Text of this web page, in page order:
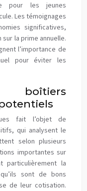
pour les jeunes
Les témoignages
significatives,
la prime annuelle.
l’importance de
pour éviter les
boîtiers
fait l’objet de
qui analysent le
selon plusieurs
importantes sur
particulièrement la
sont de bons
de leur cotisation.